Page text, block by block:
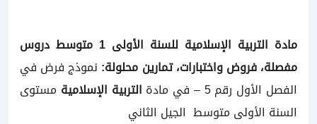
مادة التربية الإسلامية للسنة الأولى 1 متوسط دروس
مفصلة، فروض واختبارات، تمارين محلولة: نموذج فرض في
الفصل الأول رقم 5 – في مادة
التربية الإسلامية مستوى
السنة الأولى متوسط الجيل الثاني